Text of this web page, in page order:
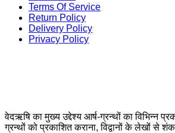
Terms Of Service
Return Policy
Delivery Policy
Privacy Policy
वेदऋषि का मुख्य उद्देश्य आर्ष-ग्रन्थों का विभिन्न
ग्रन्थों को प्रकाशित कराना, विद्वानों के लेखों से